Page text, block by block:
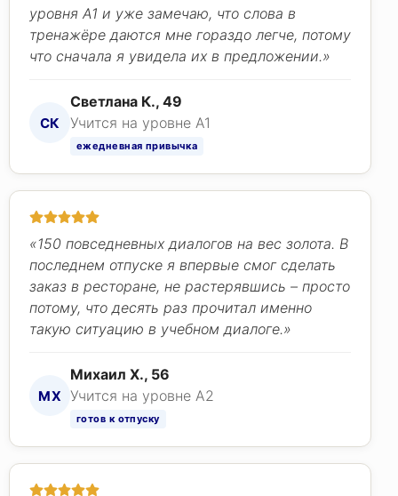
уровня A1 и уже замечаю, что слова в
тренажёре даются мне гораздо легче, потому
что сначала я увидела их в предложении.»
СК
Светлана К., 49
Учится на уровне A1
ежедневная привычка
«150 повседневных диалогов на вес золота. В
последнем отпуске я впервые смог сделать
заказ в ресторане, не растерявшись – просто
потому, что десять раз прочитал именно
такую ситуацию в учебном диалоге.»
МХ
Михаил Х., 56
Учится на уровне A2
готов к отпуску